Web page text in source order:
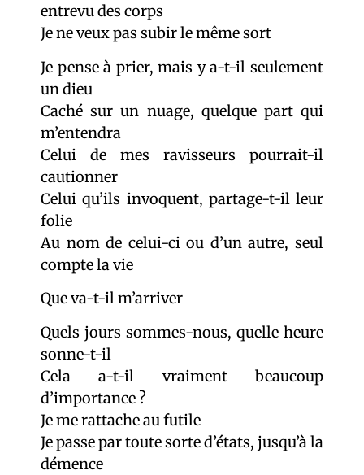
entrevu des corps
Je ne veux pas subir le même sort
Je pense à prier, mais y a-t-il seulement
un dieu
Caché sur un nuage, quelque part qui
m’entendra
Celui de mes ravisseurs pourrait-il
cautionner
Celui qu’ils invoquent, partage-t-il leur
folie
Au nom de celui-ci ou d’un autre, seul
compte la vie
Que va-t-il m’arriver
Quels jours sommes-nous, quelle heure
sonne-t-il
Cela a-t-il vraiment beaucoup
d’importance ?
Je me rattache au futile
Je passe par toute sorte d’états, jusqu’à la
démence